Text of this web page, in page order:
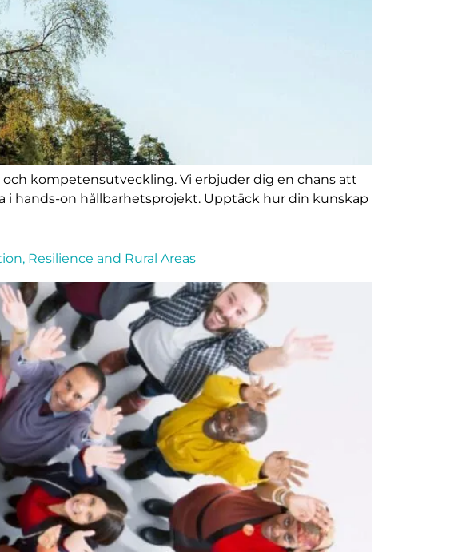
kompetensutveckling. Vi erbjuder dig en chans att
i hands-on hållbarhetsprojekt. Upptäck hur din kunskap
Resilience and Rural Areas